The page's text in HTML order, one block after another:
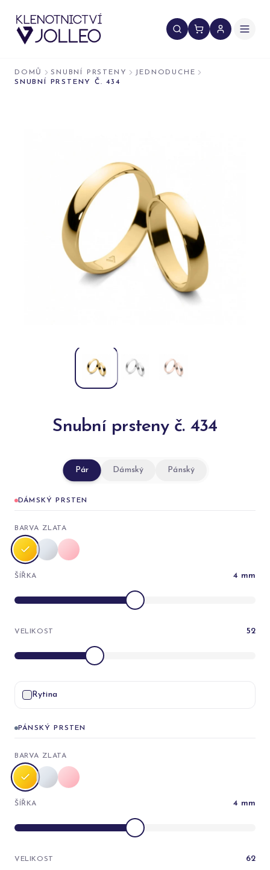
DOMŮ SNUBNÍ PRSTENY
JEDNODUCHE
SNUBNÍ PRSTENY Č. 434
Snubní prsteny č. 434
Pár Dámský Pánský
DÁMSKÝ PRSTEN
BARVA ZLATA
ŠÍŘKA 4 mm
VELIKOST 52
Rytina
PÁNSKÝ PRSTEN
BARVA ZLATA
ŠÍŘKA 4 mm
VELIKOST 62